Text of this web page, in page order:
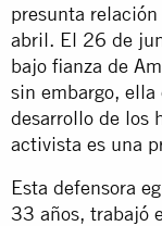
presunta
abril. El 26 de
bajo fianza de
sin embargo,
desarrollo de los
activista es una
Esta defensora
33 años, trabajó